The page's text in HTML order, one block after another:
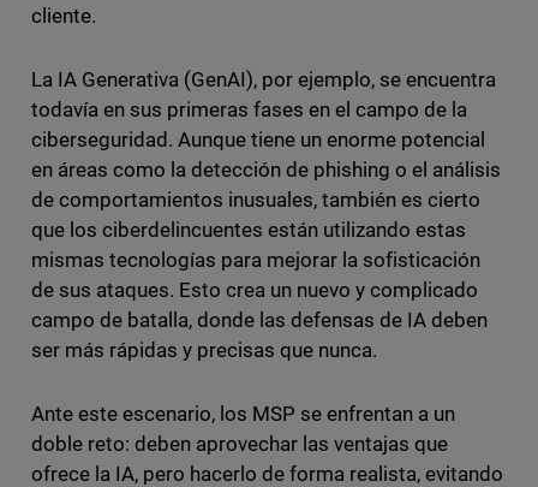
cliente.
La IA Generativa (GenAI), por ejemplo, se encuentra
todavía en sus primeras fases en el campo de la
ciberseguridad. Aunque tiene un enorme potencial
en áreas como la detección de phishing o el análisis
de comportamientos inusuales, también es cierto
que los ciberdelincuentes están utilizando estas
mismas tecnologías para mejorar la sofisticación
de sus ataques. Esto crea un nuevo y complicado
campo de batalla, donde las defensas de IA deben
ser más rápidas y precisas que nunca.
Ante este escenario, los MSP se enfrentan a un
doble reto: deben aprovechar las ventajas que
ofrece la IA, pero hacerlo de forma realista, evitando